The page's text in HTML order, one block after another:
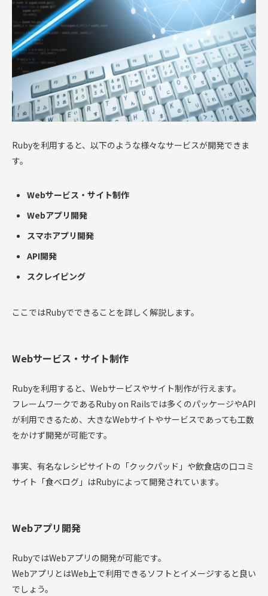
Rubyを利用すると、以下のような様々なサービスが開発できま
す。
Webサービス・サイト制作
Webアプリ開発
スマホアプリ開発
API開発
スクレイピング
ここではRubyでできることを詳しく解説します。
Webサービス・サイト制作
Rubyを利用すると、Webサービスやサイト制作が行えます。
フレームワークであるRuby on Railsでは多くのパッケージやAPI
が利用できるため、大きなWebサイトやサービスであっても工数
をかけず開発が可能です。
事実、有名なレシピサイトの「クックパッド」や飲食店の口コミ
サイト「食べログ」はRubyによって開発されています。
Webアプリ開発
RubyではWebアプリの開発が可能です。
WebアプリとはWeb上で利用できるソフトとイメージすると良い
でしょう。